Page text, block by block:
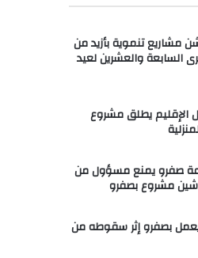
مشاريع تنموية بأزيد من
السابعة والعشرين لعيد
الإقليم يطلق مشروع
صفرو يمنع مسؤول من
مشروع بصفرو
بصفرو إثر سقوطه من